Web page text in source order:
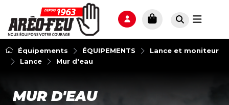
Équipements ÉQUIPEMENTS
Lance et moniteur
Lance
Mur d'eau
MUR D'EAU